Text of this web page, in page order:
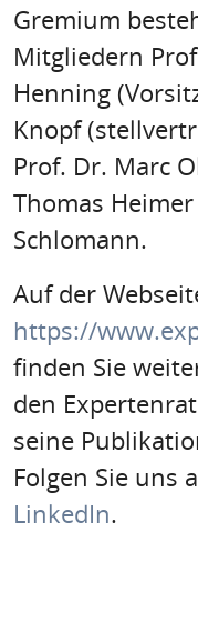
Gremium
Mitgliedern
Henning
Knopf
Prof. Dr. Marc
Thomas
Schlomann.
Auf der
https://
finden Sie
den
seine
Folgen Sie uns
LinkedIn.